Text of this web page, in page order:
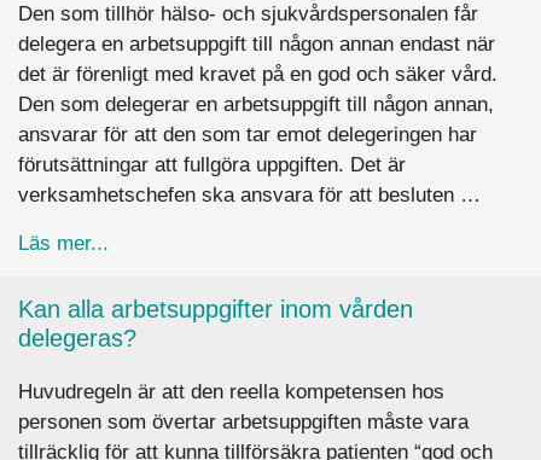
Den som tillhör hälso- och sjukvårdspersonalen får
delegera en arbetsuppgift till någon annan endast när
det är förenligt med kravet på en god och säker vård.
Den som delegerar en arbetsuppgift till någon annan,
ansvarar för att den som tar emot delegeringen har
förutsättningar att fullgöra uppgiften. Det är
verksamhetschefen ska ansvara för att besluten …
Läs mer...
Kan alla arbetsuppgifter inom vården
delegeras?
Huvudregeln är att den reella kompetensen hos
personen som övertar arbetsuppgiften måste vara
tillräcklig för att kunna tillförsäkra patienten “god och